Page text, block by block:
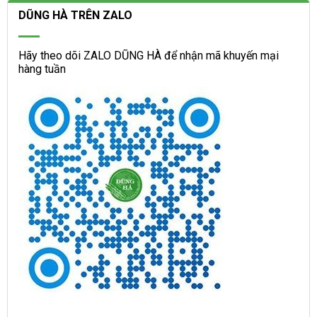
DŨNG HÀ TRÊN ZALO
Hãy theo dõi ZALO DŨNG HÀ để nhận mã khuyến mại
hàng tuần